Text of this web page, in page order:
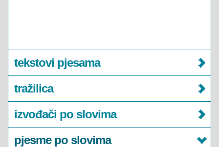
tekstovi pjesama
tražilica
izvođači po slovima
pjesme po slovima